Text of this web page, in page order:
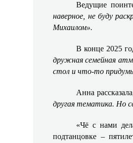
Ведущие
наверное, не буду
Михаилом».
В конце 2025
дружная семейная
стол и что-то
Анна
другая тематика. Но
«Чё с нами
подтанцовке –